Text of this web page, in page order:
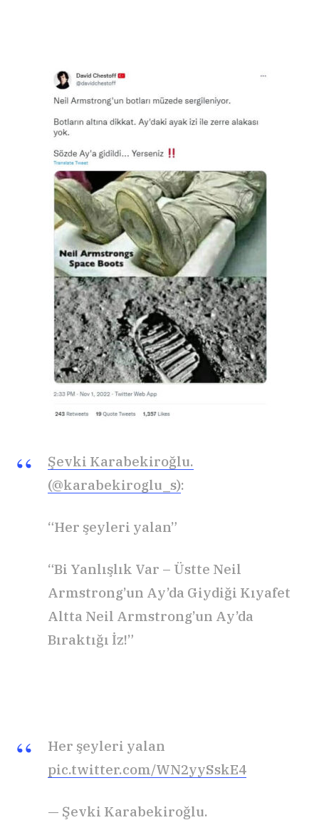
Şevki Karabekiroğlu.
(@karabekiroglu_s):
“Her şeyleri yalan”
“Bi Yanlışlık Var – Üstte Neil
Armstrong’un Ay’da Giydiği Kıyafet
Altta Neil Armstrong’un Ay’da
Bıraktığı İz!”
Her şeyleri yalan
pic.twitter.com/WN2yySskE4
— Şevki Karabekiroğlu.